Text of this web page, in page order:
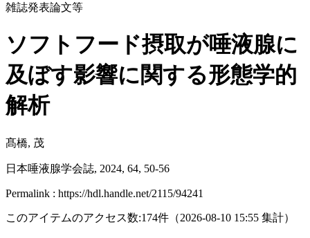
雑誌発表論文等
ソフトフード摂取が唾液腺に
及ぼす影響に関する形態学的
解析
髙橋, 茂
日本唾液腺学会誌, 2024, 64, 50-56
Permalink : https://hdl.handle.net/2115/94241
このアイテムのアクセス数:174件 （2026-08-10 15:55 集計）